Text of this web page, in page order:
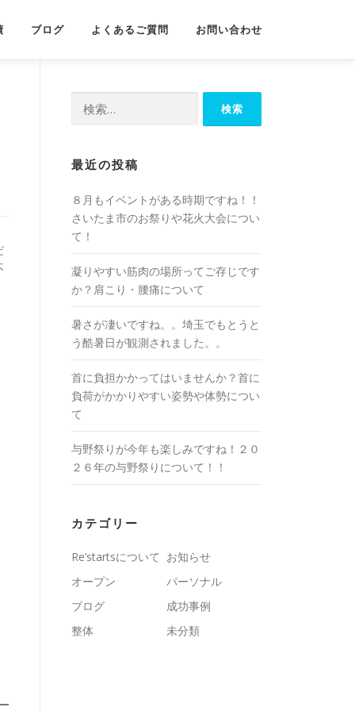
ブログ よくあるご質問 お問い合わせ
最近の投稿
８月もイベントがある時期ですね！！
さいたま市のお祭りや花火大会につい
て！
凝りやすい筋肉の場所ってご存じです
か？肩こり・腰痛について
暑さが凄いですね。。埼玉でもとうと
う酷暑日が観測されました。。
首に負担かかってはいませんか？首に
負荷がかかりやすい姿勢や体勢につい
て
与野祭りが今年も楽しみですね！２０
２６年の与野祭りについて！！
カテゴリー
Re’startsについて お知らせ
オープン
パーソナル
ブログ
成功事例
整体
未分類